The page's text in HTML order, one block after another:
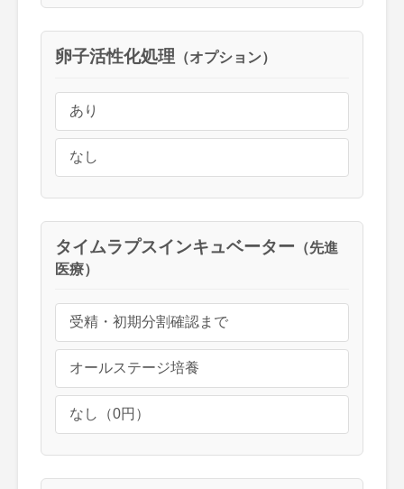
卵子活性化処理 （オプション）
あり
なし
タイムラプスインキュベーター （先進
医療）
受精・初期分割確認まで
オールステージ培養
なし（0円）